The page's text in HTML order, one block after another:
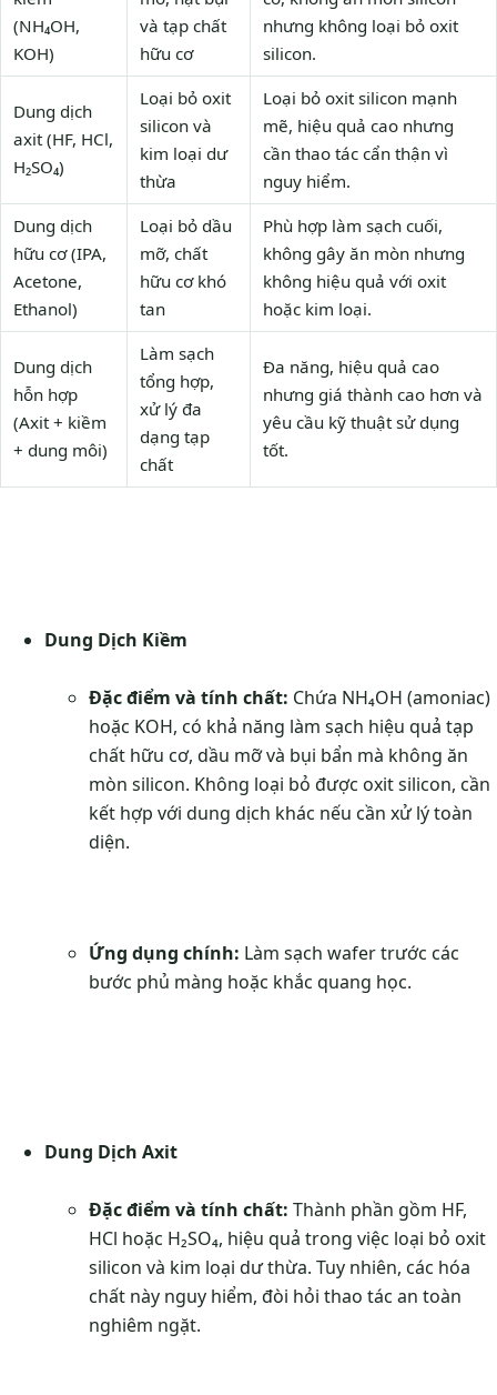
(NH₄OH,
KOH)
và tạp chất
hữu cơ
nhưng không loại bỏ oxit
silicon.
Dung dịch
axit (HF, HCl,
H₂SO₄)
Loại bỏ oxit
silicon và
kim loại dư
thừa
Loại bỏ oxit silicon mạnh
mẽ, hiệu quả cao nhưng
cần thao tác cẩn thận vì
nguy hiểm.
Dung dịch
hữu cơ (IPA,
Acetone,
Ethanol)
Loại bỏ dầu
mỡ, chất
hữu cơ khó
tan
Phù hợp làm sạch cuối,
không gây ăn mòn nhưng
không hiệu quả với oxit
hoặc kim loại.
Dung dịch
hỗn hợp
(Axit + kiềm
+ dung môi)
Làm sạch
tổng hợp,
xử lý đa
dạng tạp
chất
Đa năng, hiệu quả cao
nhưng giá thành cao hơn và
yêu cầu kỹ thuật sử dụng
tốt.
Dung Dịch Kiềm
Đặc điểm và tính chất: Chứa NH₄OH (amoniac)
hoặc KOH, có khả năng làm sạch hiệu quả tạp
chất hữu cơ, dầu mỡ và bụi bẩn mà không ăn
mòn silicon. Không loại bỏ được oxit silicon, cần
kết hợp với dung dịch khác nếu cần xử lý toàn
diện.
Ứng dụng chính: Làm sạch wafer trước các
bước phủ màng hoặc khắc quang học.
Dung Dịch Axit
Đặc điểm và tính chất: Thành phần gồm HF,
HCl hoặc H₂SO₄, hiệu quả trong việc loại bỏ oxit
silicon và kim loại dư thừa. Tuy nhiên, các hóa
chất này nguy hiểm, đòi hỏi thao tác an toàn
nghiêm ngặt.